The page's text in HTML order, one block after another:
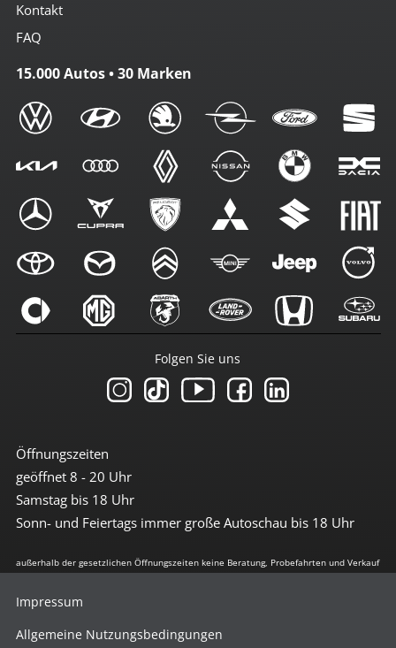
Kontakt
FAQ
15.000 Autos • 30 Marken
Öffnungszeiten
geöffnet 8 - 20 Uhr
Samstag bis 18 Uhr
Sonn- und Feiertags immer große Autoschau bis 18 Uhr
Folgen Sie uns
außerhalb der gesetzlichen Öffnungszeiten keine Beratung, Probefahrten und Verkauf
Impressum
Allgemeine Nutzungsbedingungen